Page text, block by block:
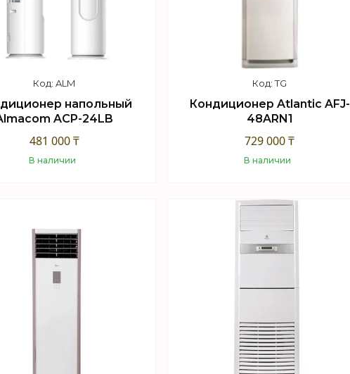
ALM
напольный
ACP-24LB
481 000 ₸
В наличии
TG
Кондиционер Atlantic AFJ-
48ARN1
729 000 ₸
В наличии
Купить